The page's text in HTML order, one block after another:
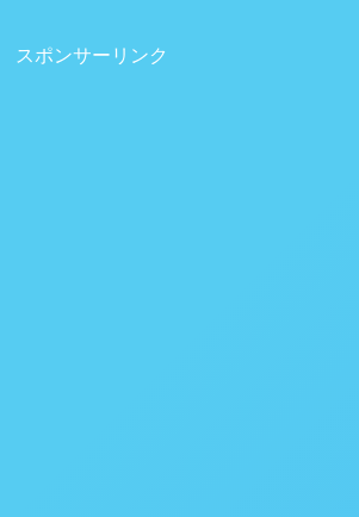
スポンサーリンク